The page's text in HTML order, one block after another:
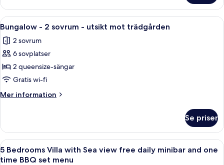
-
4
sovrum
privat
pool
Öppna
alla
foton
för
Bungalow
-
2
sovrum
utsikt
mot
trädgården
Ett modernt vardagsrum med en
8
Bungalow - 2 sovrum - utsikt mot trädgården
2 sovrum
6 sovplatser
2 queensize-sängar
Gratis wi-fi
Mer information
Mer
-
sovrum
-
Se priser
Öppna
alla
Ett modernt poolområde med en
14
5 Bedrooms Villa with Sea view free daily minibar and one
time BBQ set menu